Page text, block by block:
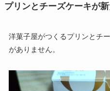
プリンとチーズケーキが
洋菓子屋がつくるプリンとチ
がありません。